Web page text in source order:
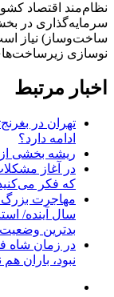
سرمایه‌گذاری در
ساخت‌وساز) نیاز
نوسازی
اخبار مرتبط
تهران در
ادامه دارد؟
ریشه بخشی
در آغاز
که فکر
سال آینده/
بدترین
در زمان شاه
نبود، باران